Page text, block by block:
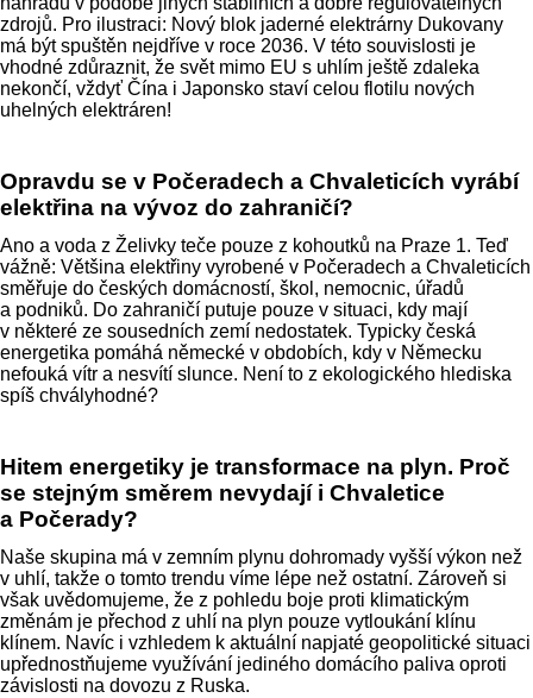
zdrojů. Pro ilustraci: Nový blok jaderné elektrárny Dukovany
má být spuštěn nejdříve v roce 2036. V této souvislosti je
vhodné zdůraznit, že svět mimo EU s uhlím ještě zdaleka
nekončí, vždyť Čína i Japonsko staví celou flotilu nových
uhelných elektráren!
Opravdu se v Počeradech a Chvaleticích vyrábí
elektřina na vývoz do zahraničí?
Ano a voda z Želivky teče pouze z kohoutků na Praze 1. Teď
vážně: Většina elektřiny vyrobené v Počeradech a Chvaleticích
směřuje do českých domácností, škol, nemocnic, úřadů
a podniků. Do zahraničí putuje pouze v situaci, kdy mají
v některé ze sousedních zemí nedostatek. Typicky česká
energetika pomáhá německé v obdobích, kdy v Německu
nefouká vítr a nesvítí slunce. Není to z ekologického hlediska
spíš chvályhodné?
Hitem energetiky je transformace na plyn. Proč
se stejným směrem nevydají i Chvaletice
a Počerady?
Naše skupina má v zemním plynu dohromady vyšší výkon než
v uhlí, takže o tomto trendu víme lépe než ostatní. Zároveň si
však uvědomujeme, že z pohledu boje proti klimatickým
změnám je přechod z uhlí na plyn pouze vytloukání klínu
klínem. Navíc i vzhledem k aktuální napjaté geopolitické situaci
upřednostňujeme využívání jediného domácího paliva oproti
závislosti na dovozu z Ruska.